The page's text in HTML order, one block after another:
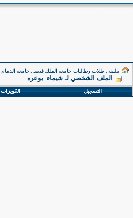
ملتقى طلاب وطالبات جامعة الملك فيصل,جامعة الدمام
الملف الشخصي لـ شيماء ابوعره
التسجيل الكويزات